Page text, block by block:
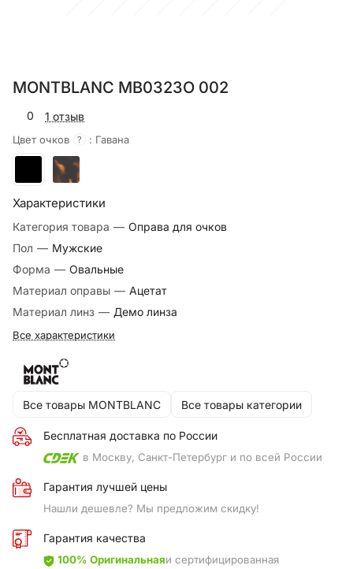
MONTBLANC MB0323O 002
0 1 отзыв
Цвет очков ? : Гавана
Характеристики
Категория товара — Оправа для очков
Пол — Мужские
Форма — Овальные
Материал оправы — Ацетат
Материал линз — Демо линза
Все характеристики
Все товары MONTBLANC Все товары категории
Бесплатная доставка по России
в Москву, Санкт-Петербург и по всей России
Гарантия лучшей цены
Нашли дешевле? Мы предложим скидку!
Гарантия качества
100% Оригинальнаяи сертифицированная